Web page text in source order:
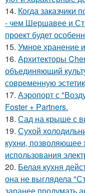
14. Когда заказчики
- чем Шершавее и
проект будет
15. Умное хранение
16. Архитекторы
объединяющий
современную
17. Аэропорт с
Foster + Partners.
18. Сад на крыше с
19. Сухой
кухни, позволяющее
использования
20. Белая кухня
она не выглядела